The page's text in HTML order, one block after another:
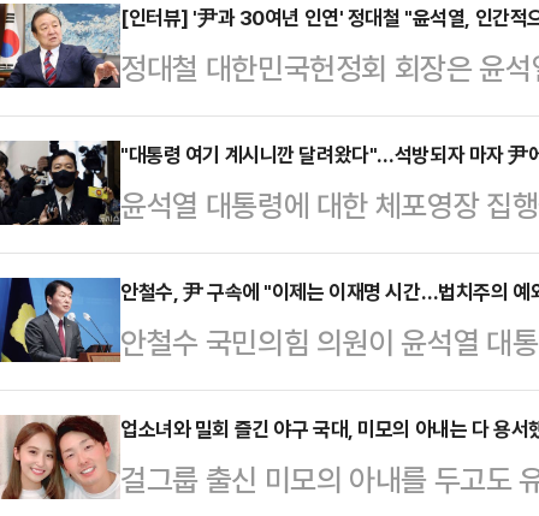
을 감안한다고 하더라도 사건의 주
인멸 염려'를 이유로 한 달반 만에
반면 12개 혐의로 5개 재판을 받고
은 언제 마무리 될지 기약조차 없다
하지 않더라도 구속사유가 차고 넘
월이다.…
[인터뷰] '尹과 30여년 인연' 정대철 "윤석열, 인간적
정대철 대한민국헌정회 회장은 윤
아프고 불쌍해 죽겠다"고 했다. 정
령과 30여 년 동안 인연을 이어왔
정치에 대한 이해가 전혀 안 된 상
어지게 된 것 같다"고 했다. 정 회장
포했다는 소식을 접했을 때 "경악
가 오는 것 같았다"고 했다.정 회장
'12…
"대통령 여기 계시니깐 달려왔다"…석방되자 마자 尹
윤석열 대통령에 대한 체포영장 집
장이 검찰에서 반려돼 김성훈 대통
윤 대통령이 구속 수감된 서울구치
다.YTN 보도 등에 따르면 김 차장
"대통령이 여기 계시니까 경호 업
처장 직무대행이다.김 차장은 '앞
업무를 하는 건가'라는 질문에 "거
안철수, 尹 구속에 "이제는 이재명 시간…법치주의 예
안철수 국민의힘 의원이 윤석열 대
어민주당 대표의 시간"이라며 "이
통령을 꿈꾼다면, 재판지연 등 더
했다.안철수 의원은 20일 오전 국
업소녀와 밀회 즐긴 야구 국대, 미모의 아내는 다 용서
걸그룹 출신 미모의 아내를 두고도